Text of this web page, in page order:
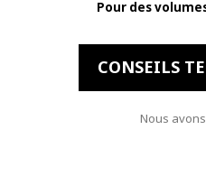
Pour des
CONSEILS
Nous